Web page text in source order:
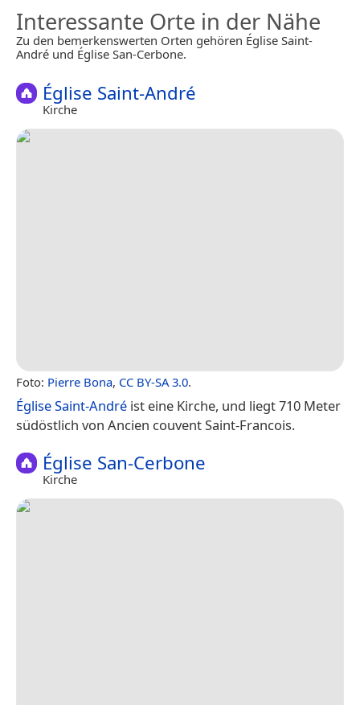
Interessante Orte in der Nähe
Zu den bemerkenswerten Orten gehören Église Saint-
André und Église San-Cerbone.
Église Saint-André
Kirche
Foto: Pierre Bona, CC BY-SA 3.0.
Église Saint-André ist eine Kirche, und liegt 710 Meter
südöstlich von Ancien couvent Saint-Francois.
Église San-Cerbone
Kirche